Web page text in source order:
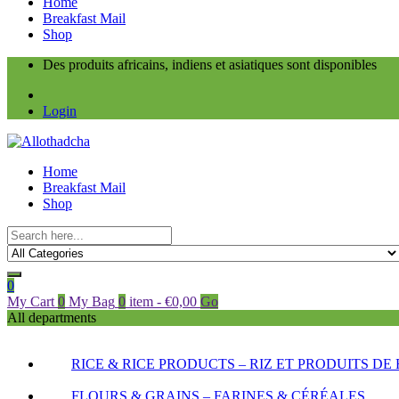
Breakfast Mail
Shop
Des produits africains, indiens et asiatiques sont disponibles
Login
Home
Breakfast Mail
Shop
0
My Cart 0 My Bag 0 item - €0,00 Go
All departments
RICE & RICE PRODUCTS – RIZ ET PRODUITS DE
FLOURS & GRAINS – FARINES & CÉRÉALES